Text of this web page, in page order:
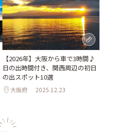
【2026年】大阪から車で3時間♪
日の出時間付き、関西周辺の初日
の出スポット10選
大阪府 2025.12.23